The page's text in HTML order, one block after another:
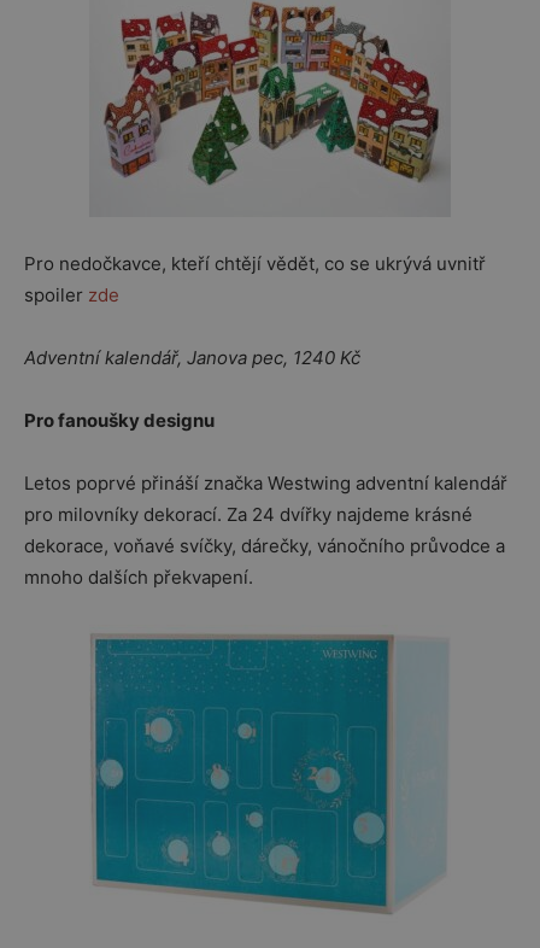
Pro nedočkavce, kteří chtějí vědět, co se ukrývá uvnitř
spoiler zde
Adventní kalendář, Janova pec, 1240 Kč
Pro fanoušky designu
Letos poprvé přináší značka Westwing adventní kalendář
pro milovníky dekorací. Za 24 dvířky najdeme krásné
dekorace, voňavé svíčky, dárečky, vánočního průvodce a
mnoho dalších překvapení.